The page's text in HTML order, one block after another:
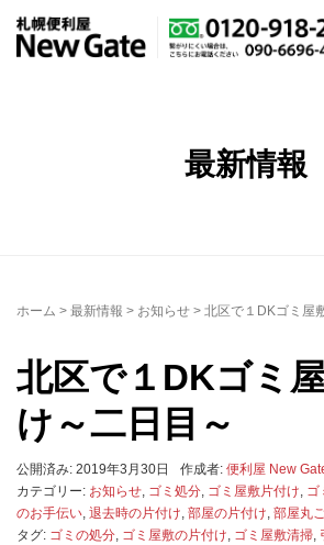
最新情報
ホーム > 最新情報 > お知らせ > 北区で１DKゴミ屋
北区で１DKゴミ
け～二日目～
公開済み: 2019年3月30日 作成者: 便利屋 New
カテゴリー: お知らせ, ゴミ処分, ゴミ屋敷片付け, ゴ
のお手伝い, 退去時の片付け, 部屋の片付け, 部屋丸
タグ: ゴミの処分, ゴミ屋敷の片付け, ゴミ屋敷清掃,